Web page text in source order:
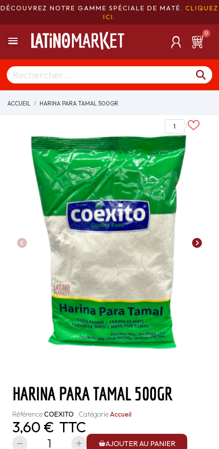
DÉCOUVREZ NOTRE GAMME SPÉCIALE DE MATÉ. CLIQUEZ
ICI
ACCUEIL HARINA PARA TAMAL 500GR
1
HARINA PARA TAMAL 500GR
RéférenceCOEXITO CatégorieAccueil
3,60 € TTC
AJOUTER AU PANIER